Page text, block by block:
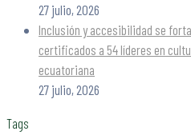
27 julio, 2026
Inclusión y accesibilidad se
certificados a 54 líderes en
ecuatoriana
27 julio, 2026
Tags